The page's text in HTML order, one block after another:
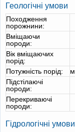
Геологічні умови
Походження
порожнини:
Вміщаючи
породи:
Вік вміщаючих
порід:
Потужність порід:
м.
Підстілаючі
породи:
Перекриваючі
породи:
Гідрологічні умови